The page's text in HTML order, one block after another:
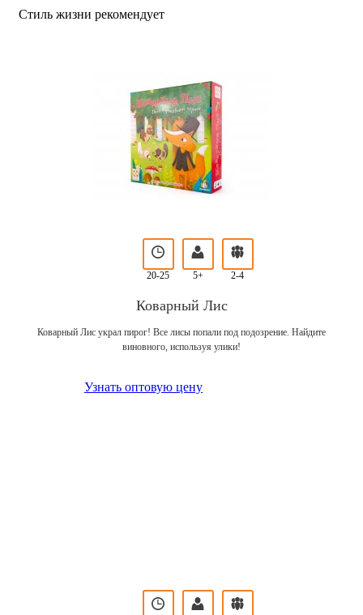
Стиль жизни рекомендует
20-25 5+ 2-4
Коварный Лис
Коварный Лис украл пирог! Все лисы попали под подозрение. Найдите
виновного, используя улики!
Узнать оптовую цену